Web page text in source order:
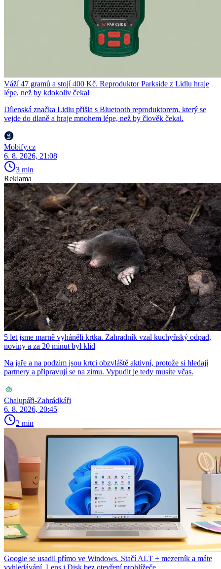
Váží 47 gramů a stojí 400 Kč. Reproduktor Parkside z Lidlu hraje
lépe, než by kdokoliv čekal
Dílenská značka Lidlu přišla s Bluetooth reproduktorem, který se
vejde do dlaně a hraje mnohem lépe, než by člověk čekal.
Mobify.cz
6. 8. 2026, 21:08
3 min
Reklama
5 let jsme marně vyháněli krtka. Zahradník vzal kuchyňský odpad,
noviny a za 20 minut byl klid
Na jaře a na podzim jsou krtci obzvláště aktivní, protože si hledají
partnery a připravují se na zimu. Vypudit je tedy musíte včas.
Chalupáři-Zahrádkáři
6. 8. 2026, 20:45
2 min
Google se usadil přímo ve Windows. Stačí ALT + mezerník a máte
vyhledávání, Lens i Disk bez otevření prohlížeče